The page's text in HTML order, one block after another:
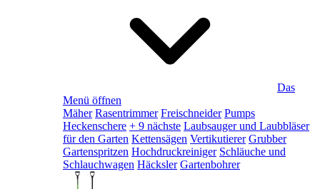
Das
Menü öffnen
Mäher Rasentrimmer Freischneider Pumps
Heckenschere + 9 nächste Laubsauger und Laubbläser
für den Garten Kettensägen Vertikutierer Grubber
Gartenspritzen Hochdruckreiniger Schläuche und
Schlauchwagen Häcksler Gartenbohrer